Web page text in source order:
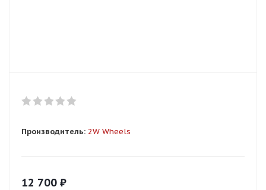
Производитель: 2W Wheels
12 700 ₽